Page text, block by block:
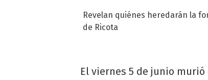
Revelan quiénes heredarán la
de Ricota
El viernes 5 de junio murió